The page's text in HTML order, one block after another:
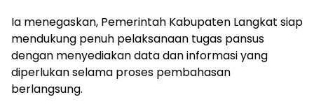
Ia menegaskan, Pemerintah Kabupaten Langkat siap
mendukung penuh pelaksanaan tugas pansus
dengan menyediakan data dan informasi yang
diperlukan selama proses pembahasan
berlangsung.